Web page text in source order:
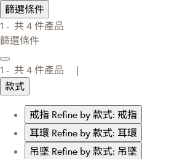
篩選條件
1 - 共 4 件產品
篩選條件
1 - 共 4 件產品 |
款式
戒指 Refine by 款式: 戒指
耳環 Refine by 款式: 耳環
吊墜 Refine by 款式: 吊墜